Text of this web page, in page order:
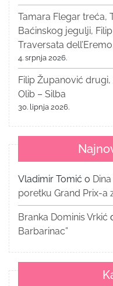
Tamara Flegar treća,
Baćinskog jegulji,
Traversata
4. srpnja 2026.
Filip Županović drugi,
Olib – Silba
30. lipnja 2026.
Vladimir Tomić o
poretku Grand Prix-a
Branka Dominis Vrkić
Barbarinac”